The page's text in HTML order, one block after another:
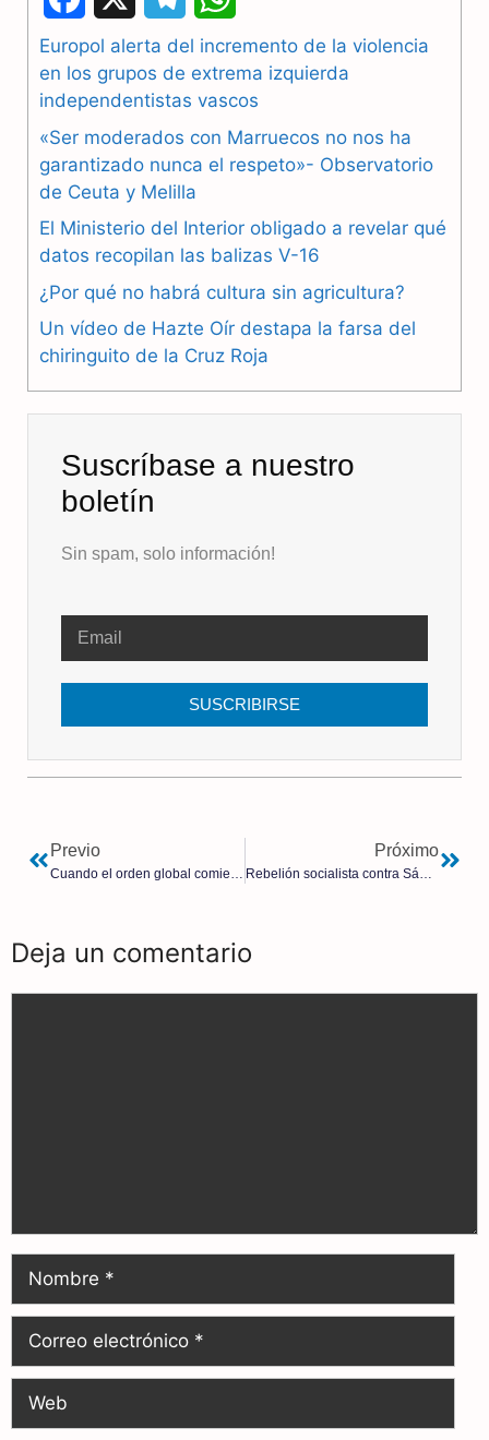
a
c
b
o
o
k
e
g
r
a
m
h
a
s
p
p
Europol alerta del incremento de la violencia
en los grupos de extrema izquierda
independentistas vascos
«Ser moderados con Marruecos no nos ha
garantizado nunca el respeto»- Observatorio
de Ceuta y Melilla
El Ministerio del Interior obligado a revelar qué
datos recopilan las balizas V-16
¿Por qué no habrá cultura sin agricultura?
Un vídeo de Hazte Oír destapa la farsa del
chiringuito de la Cruz Roja
Suscríbase a nuestro
boletín
Sin spam, solo información!
SUSCRIBIRSE
Previo Próximo
Deja un comentario